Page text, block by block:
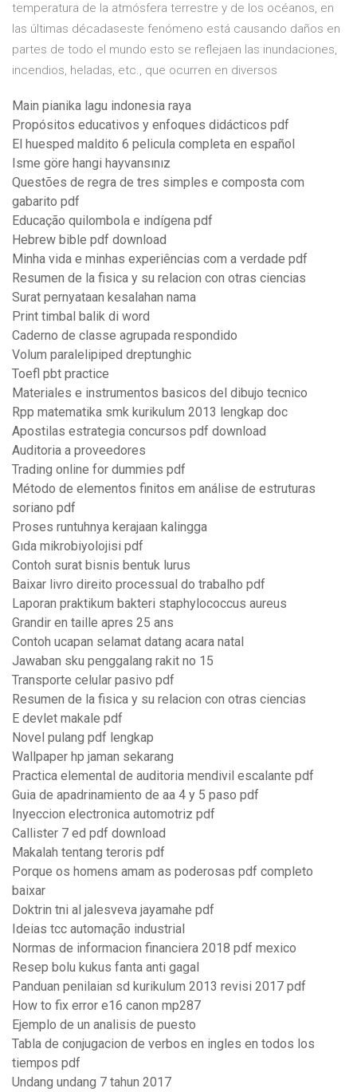
temperatura de la atmósfera terrestre y de los océanos, en
las últimas décadaseste fenómeno está causando daños en
partes de todo el mundo esto se reflejaen las inundaciones,
incendios, heladas, etc., que ocurren en diversos
Main pianika lagu indonesia raya
Propósitos educativos y enfoques didácticos pdf
El huesped maldito 6 pelicula completa en español
Isme göre hangi hayvansınız
Questões de regra de tres simples e composta com
gabarito pdf
Educação quilombola e indígena pdf
Hebrew bible pdf download
Minha vida e minhas experiências com a verdade pdf
Resumen de la fisica y su relacion con otras ciencias
Surat pernyataan kesalahan nama
Print timbal balik di word
Caderno de classe agrupada respondido
Volum paralelipiped dreptunghic
Toefl pbt practice
Materiales e instrumentos basicos del dibujo tecnico
Rpp matematika smk kurikulum 2013 lengkap doc
Apostilas estrategia concursos pdf download
Auditoria a proveedores
Trading online for dummies pdf
Método de elementos finitos em análise de estruturas
soriano pdf
Proses runtuhnya kerajaan kalingga
Gıda mikrobiyolojisi pdf
Contoh surat bisnis bentuk lurus
Baixar livro direito processual do trabalho pdf
Laporan praktikum bakteri staphylococcus aureus
Grandir en taille apres 25 ans
Contoh ucapan selamat datang acara natal
Jawaban sku penggalang rakit no 15
Transporte celular pasivo pdf
Resumen de la fisica y su relacion con otras ciencias
E devlet makale pdf
Novel pulang pdf lengkap
Wallpaper hp jaman sekarang
Practica elemental de auditoria mendivil escalante pdf
Guia de apadrinamiento de aa 4 y 5 paso pdf
Inyeccion electronica automotriz pdf
Callister 7 ed pdf download
Makalah tentang teroris pdf
Porque os homens amam as poderosas pdf completo
baixar
Doktrin tni al jalesveva jayamahe pdf
Ideias tcc automação industrial
Normas de informacion financiera 2018 pdf mexico
Resep bolu kukus fanta anti gagal
Panduan penilaian sd kurikulum 2013 revisi 2017 pdf
How to fix error e16 canon mp287
Ejemplo de un analisis de puesto
Tabla de conjugacion de verbos en ingles en todos los
tiempos pdf
Undang undang 7 tahun 2017